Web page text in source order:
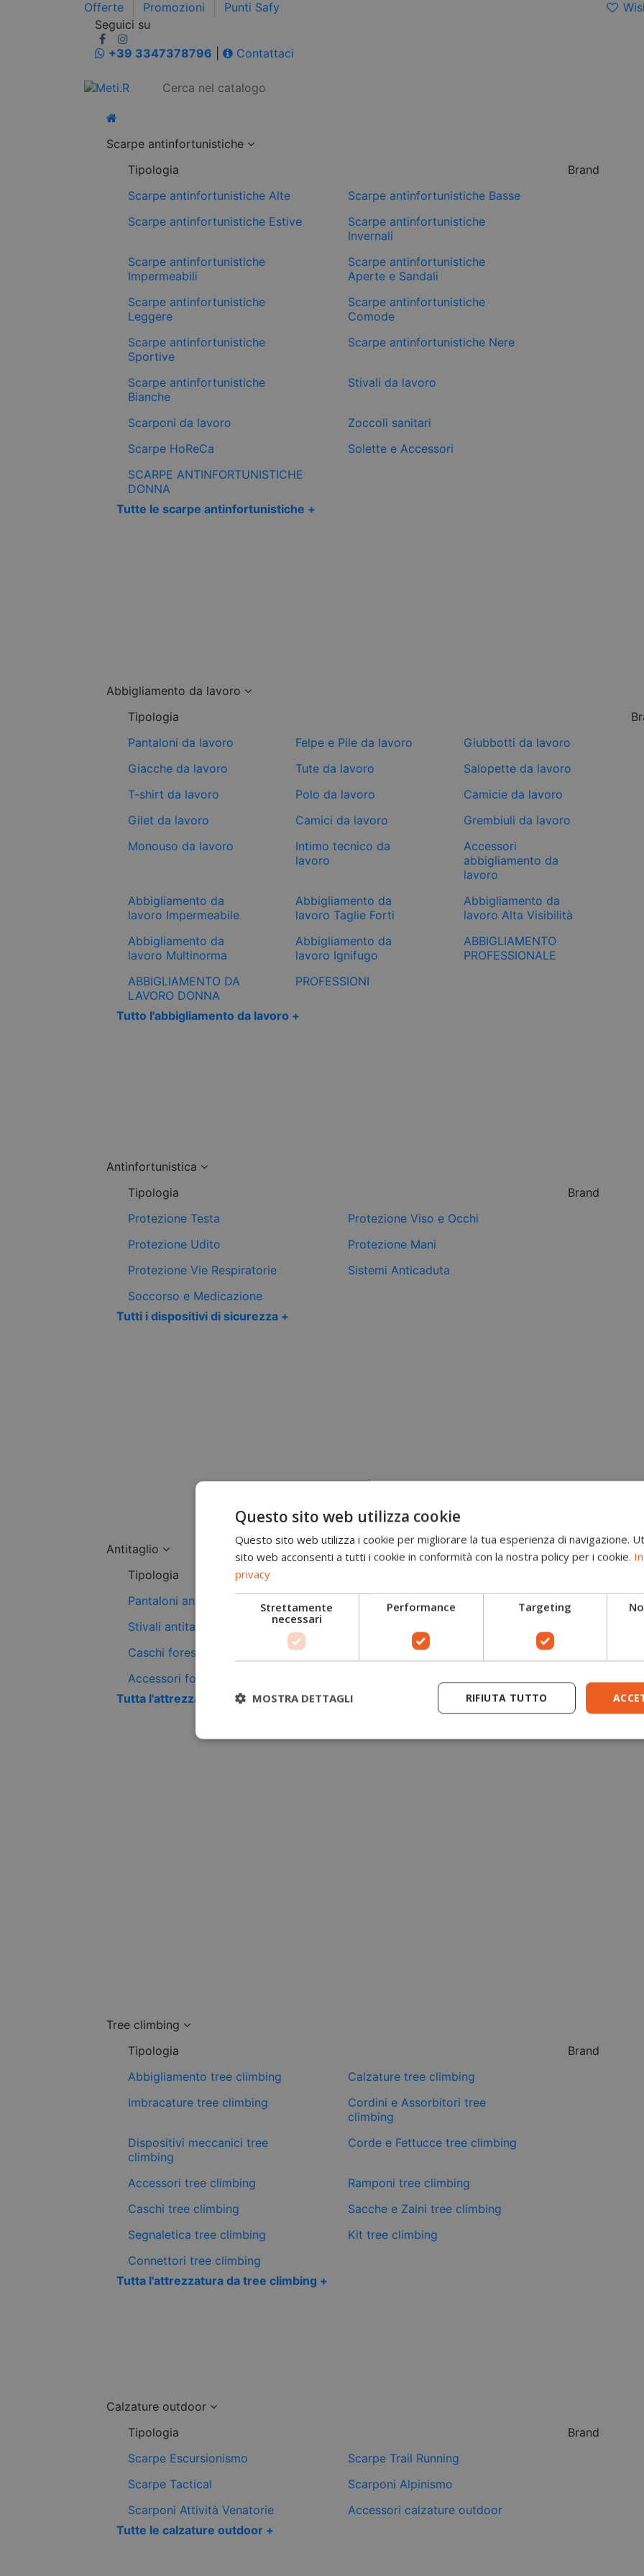
Offerte Promozioni Punti Safy
Seguici su
+39 3347378796
Contattaci
Scarpe antinfortunistiche
Tipologia
Scarpe antinfortunistiche Alte
Scarpe antinfortunistiche Basse
Scarpe antinfortunistiche Estive
Scarpe antinfortunistiche
Invernali
Scarpe antinfortunistiche
Impermeabili
Scarpe antinfortunistiche
Aperte e Sandali
Scarpe antinfortunistiche
Leggere
Scarpe antinfortunistiche
Comode
Scarpe antinfortunistiche
Sportive
Scarpe antinfortunistiche Nere
Scarpe antinfortunistiche
Bianche
Stivali da lavoro
Scarponi da lavoro
Zoccoli sanitari
Scarpe HoReCa
Solette e Accessori
SCARPE ANTINFORTUNISTICHE
DONNA
Tutte le scarpe antinfortunistiche +
Brand
Abbigliamento da lavoro
Tipologia
Pantaloni da lavoro
Felpe e Pile da lavoro
Giubbotti da lavoro
Giacche da lavoro
Tute da lavoro
Salopette da lavoro
T-shirt da lavoro
Polo da lavoro
Camicie da lavoro
Gilet da lavoro
Camici da lavoro
Grembiuli da lavoro
Monouso da lavoro
Intimo tecnico da
lavoro
Accessori
abbigliamento da
lavoro
Abbigliamento da
lavoro Impermeabile
Abbigliamento da
lavoro Taglie Forti
Abbigliamento da
lavoro Alta Visibilità
Abbigliamento da
lavoro Multinorma
Abbigliamento da
lavoro Ignifugo
ABBIGLIAMENTO
PROFESSIONALE
ABBIGLIAMENTO DA
LAVORO DONNA
PROFESSIONI
Tutto l'abbigliamento da lavoro +
Antinfortunistica
Tipologia
Protezione Testa
Protezione Viso e Occhi
Protezione Udito
Protezione Mani
Protezione Vie Respiratorie
Sistemi Anticaduta
Soccorso e Medicazione
Tutti i dispositivi di sicurezza +
Brand
Antitaglio
Tipologia
Pantaloni antitaglio
Scarponi antitaglio
Stivali antitaglio
Caschi forestali
Giacche forestali
Accessori forestali
Tutta l'attrezzatura antitaglio +
Tree climbing
Tipologia
Abbigliamento tree climbing
Calzature tree climbing
Imbracature tree climbing
Cordini e Assorbitori tree
climbing
Dispositivi meccanici tree
climbing
Corde e Fettucce tree climbing
Accessori tree climbing
Ramponi tree climbing
Caschi tree climbing
Sacche e Zaini tree climbing
Segnaletica tree climbing
Kit tree climbing
Connettori tree climbing
Tutta l'attrezzatura da tree climbing +
Brand
Calzature outdoor
Tipologia
Scarpe Escursionismo
Scarpe Trail Running
Scarpe Tactical
Scarponi Alpinismo
Scarponi Attività Venatorie
Accessori calzature outdoor
Tutte le calzature outdoor +
Brand
Questo sito web utilizza cookie
Questo sito web utilizza i cookie per migliorare la tua esperienza di navigazione.
sito web acconsenti a tutti i cookie in conformità con la nostra policy per i cookie.
privacy
Strettamente
necessari
Performance Targeting
RIFIUTA TUTTO
MOSTRA DETTAGLI